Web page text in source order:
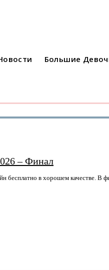
Большие
– Финал
бесплатно в хорошем качестве. В